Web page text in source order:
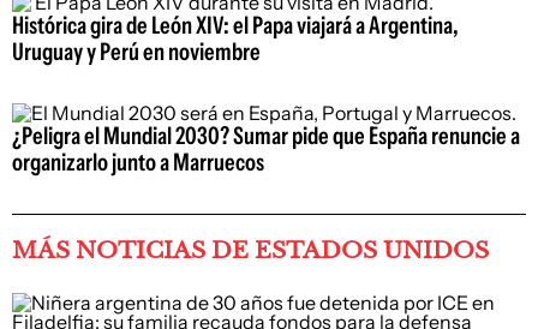
Histórica gira de León XIV: el Papa viajará a Argentina,
Uruguay y Perú en noviembre
¿Peligra el Mundial 2030? Sumar pide que España renuncie a
organizarlo junto a Marruecos
MÁS NOTICIAS DE ESTADOS UNIDOS